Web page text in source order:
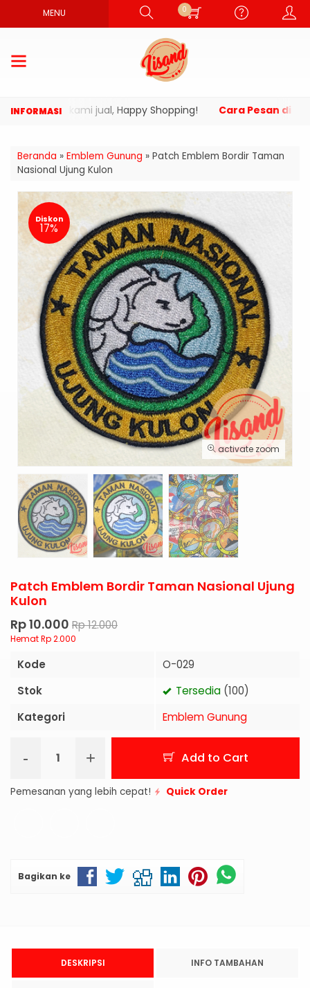
MENU 0
yang kami jual, Happy Shopping! Cara Pesan di
Beranda » Emblem Gunung » Patch Emblem Bordir Taman
Nasional Ujung Kulon
activate zoom
Diskon
17%
Patch Emblem Bordir Taman Nasional Ujung
Kulon
Rp 10.000 Rp 12.000
Hemat Rp 2.000
Kode
O-029
Stok
Tersedia (100)
Kategori
Emblem Gunung
- + Add to Cart
Pemesanan yang lebih cepat! Quick Order
Bagikan ke
DESKRIPSI INFO TAMBAHAN